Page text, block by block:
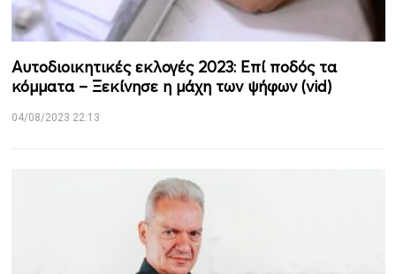
Αυτοδιοικητικές εκλογές 2023: Επί ποδός τα
κόμματα – Ξεκίνησε η μάχη των ψήφων (vid)
04/08/2023 22:13